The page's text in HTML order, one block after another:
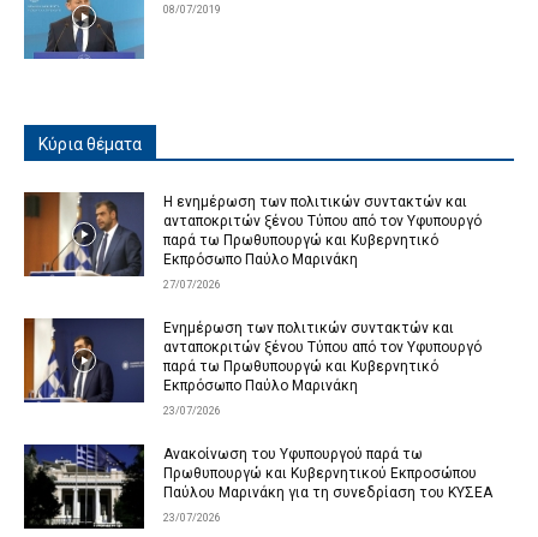
08/07/2019
Κύρια θέματα
Η ενημέρωση των πολιτικών συντακτών και
ανταποκριτών ξένου Τύπου από τον Υφυπουργό
παρά τω Πρωθυπουργώ και Κυβερνητικό
Εκπρόσωπο Παύλο Μαρινάκη
27/07/2026
Ενημέρωση των πολιτικών συντακτών και
ανταποκριτών ξένου Τύπου από τον Υφυπουργό
παρά τω Πρωθυπουργώ και Κυβερνητικό
Εκπρόσωπο Παύλο Μαρινάκη
23/07/2026
Ανακοίνωση του Υφυπουργού παρά τω
Πρωθυπουργώ και Κυβερνητικού Εκπροσώπου
Παύλου Μαρινάκη για τη συνεδρίαση του ΚΥΣΕΑ
23/07/2026